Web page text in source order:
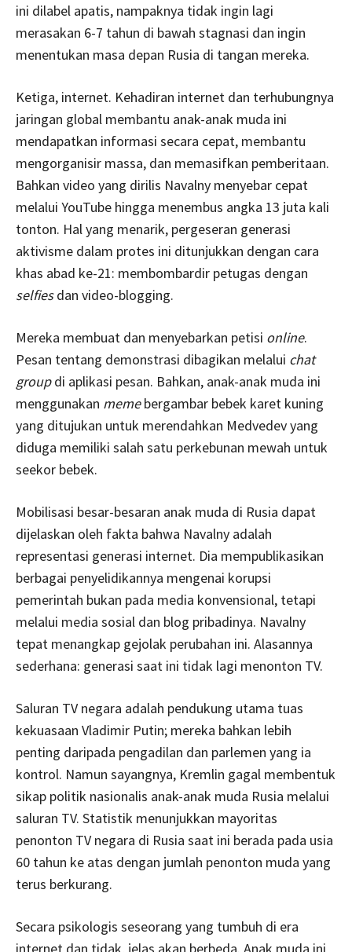
ini dilabel apatis, nampaknya tidak ingin lagi
merasakan 6-7 tahun di bawah stagnasi dan ingin
menentukan masa depan Rusia di tangan mereka.
Ketiga, internet. Kehadiran internet dan terhubungnya
jaringan global membantu anak-anak muda ini
mendapatkan informasi secara cepat, membantu
mengorganisir massa, dan memasifkan pemberitaan.
Bahkan video yang dirilis Navalny menyebar cepat
melalui YouTube hingga menembus angka 13 juta kali
tonton. Hal yang menarik, pergeseran generasi
aktivisme dalam protes ini ditunjukkan dengan cara
khas abad ke-21: membombardir petugas dengan
selfiesdan video-blogging.
Mereka membuat dan menyebarkan petisi online.
Pesan tentang demonstrasi dibagikan melalui chat
groupdi aplikasi pesan. Bahkan, anak-anak muda ini
menggunakan memebergambar bebek karet kuning
yang ditujukan untuk merendahkan Medvedev yang
diduga memiliki salah satu perkebunan mewah untuk
seekor bebek.
Mobilisasi besar-besaran anak muda di Rusia dapat
dijelaskan oleh fakta bahwa Navalny adalah
representasi generasi internet. Dia mempublikasikan
berbagai penyelidikannya mengenai korupsi
pemerintah bukan pada media konvensional, tetapi
melalui media sosial dan blog pribadinya. Navalny
tepat menangkap gejolak perubahan ini. Alasannya
sederhana: generasi saat ini tidak lagi menonton TV.
Saluran TV negara adalah pendukung utama tuas
kekuasaan Vladimir Putin; mereka bahkan lebih
penting daripada pengadilan dan parlemen yang ia
kontrol. Namun sayangnya, Kremlin gagal membentuk
sikap politik nasionalis anak-anak muda Rusia melalui
saluran TV. Statistik menunjukkan mayoritas
penonton TV negara di Rusia saat ini berada pada usia
60 tahun ke atas dengan jumlah penonton muda yang
terus berkurang.
Secara psikologis seseorang yang tumbuh di era